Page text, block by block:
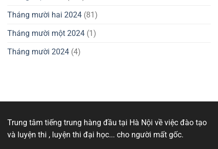
Tháng mười hai 2024 (81)
Tháng mười một 2024 (1)
Tháng mười 2024 (4)
Trung tâm tiếng trung hàng đầu tại Hà Nội về việc đào tạo
và luyện thi , luyện thi đại học... cho người mất gốc.